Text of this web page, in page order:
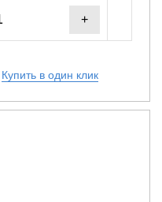
+
Купить в один клик